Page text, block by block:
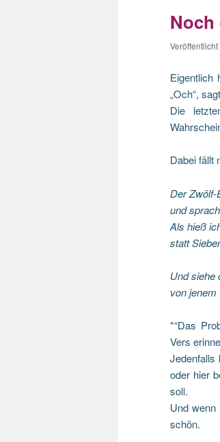
Noch
Veröffentlicht
Eigentlich
„Och“,
Die
Dabei fällt
Der
und
Als hieß
statt
Und siehe
von jenem
*“Das
Vers
Jedenfalls
oder hier
soll.
Und
schön.